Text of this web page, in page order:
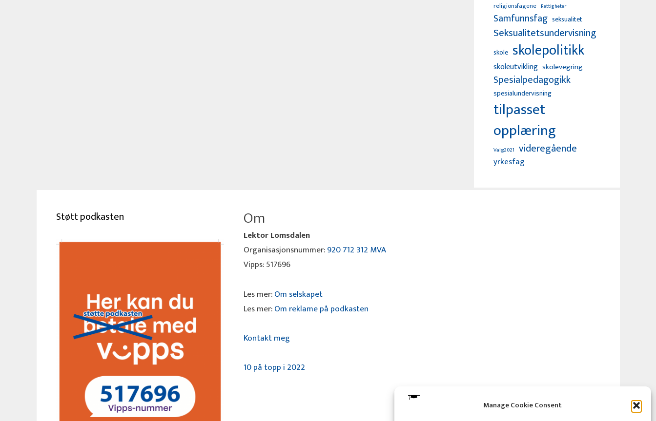
Manage Cookie Consent
religionsfagene Rettigheter
Samfunnsfag seksualitet
Seksualitetsundervisning
skole skolepolitikk
skoleutvikling skolevegring
Spesialpedagogikk
spesialundervisning
tilpasset
opplæring
Valg2021 videregående
yrkesfag
Støtt podkasten Om
Lektor Lomsdalen
Organisasjonsnummer:920 712 312 MVA
Vipps: 517696
Les mer:Om selskapet
Les mer:Om reklame på podkasten
Kontakt meg
10 på topp i 2022